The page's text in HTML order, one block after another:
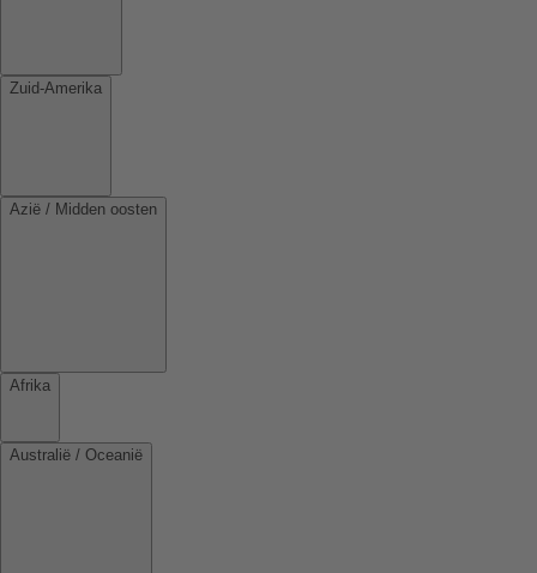
Zuid-Amerika
Azië / Midden oosten
Afrika
Australië / Oceanië